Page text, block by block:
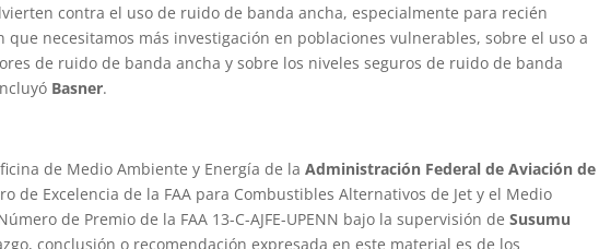
contra el uso de ruido de banda ancha, especialmente para recién
necesitamos más investigación en poblaciones vulnerables, sobre el uso a
de ruido de banda ancha y sobre los niveles seguros de ruido de banda
Basner.
de Medio Ambiente y Energía de laAdministración Federal de Aviación de
de Excelencia de la FAA para Combustibles Alternativos de Jet y el Medio
de Premio de la FAA 13-C-AJFE-UPENN bajo la supervisión deSusumu
conclusión o recomendación expresada en este material es de los